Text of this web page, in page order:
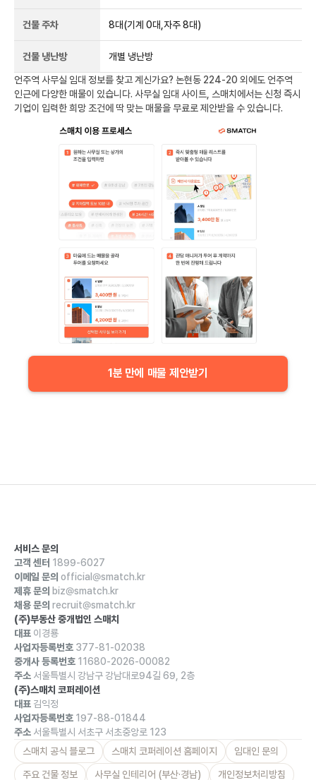
건물 주차 8대(기계 0대,자주 8대)
건물 냉난방 개별 냉난방
언주역 사무실 임대 정보를 찾고 계신가요? 논현동 224-20 외에도 언주역
인근에 다양한 매물이 있습니다. 사무실 임대 사이트, 스매치에서는 신청 즉시
기업이 입력한 희망 조건에 딱 맞는 매물을 무료로 제안받을 수 있습니다.
1분 만에 매물 제안받기
서비스 문의
고객 센터 1899-6027
이메일 문의 official@smatch.kr
제휴 문의 biz@smatch.kr
채용 문의 recruit@smatch.kr
(주)부동산 중개법인 스매치
대표 이경룡
사업자등록번호 377-81-02038
중개사 등록번호 11680-2026-00082
주소 서울특별시 강남구 강남대로94길 69, 2층
(주)스매치 코퍼레이션
대표 김익정
사업자등록번호 197-88-01844
주소 서울특별시 서초구 서초중앙로 123
스매치 공식 블로그
스매치 코퍼레이션 홈페이지 임대인 문의
주요 건물 정보 사무실 인테리어 (부산·경남) 개인정보처리방침